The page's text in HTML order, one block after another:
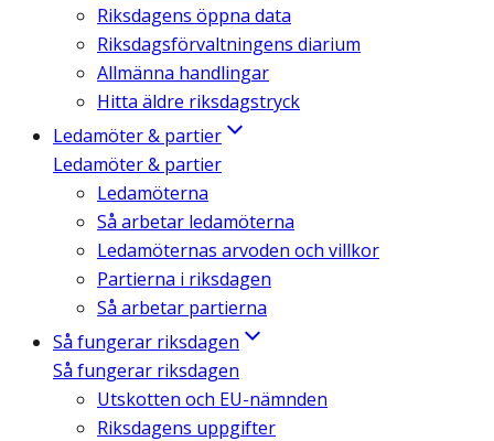
Riksdagens öppna data
Riksdagsförvaltningens diarium
Allmänna handlingar
Hitta äldre riksdagstryck
Ledamöter & partier
Ledamöter & partier
Ledamöterna
Så arbetar ledamöterna
Ledamöternas arvoden och villkor
Partierna i riksdagen
Så arbetar partierna
Så fungerar riksdagen
Så fungerar riksdagen
Utskotten och EU-nämnden
Riksdagens uppgifter